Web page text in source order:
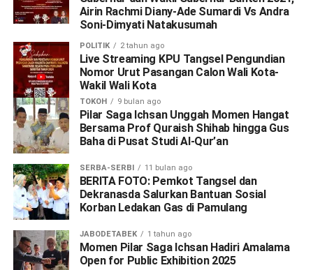
Airin Rachmi Diany-Ade Sumardi Vs Andra
Soni-Dimyati Natakusumah
POLITIK 2 tahun ago
Live Streaming KPU Tangsel Pengundian
Nomor Urut Pasangan Calon Wali Kota-
Wakil Wali Kota
TOKOH 9 bulan ago
Pilar Saga Ichsan Unggah Momen Hangat
Bersama Prof Quraish Shihab hingga Gus
Baha di Pusat Studi Al-Qur’an
SERBA-SERBI 11 bulan ago
BERITA FOTO: Pemkot Tangsel dan
Dekranasda Salurkan Bantuan Sosial
Korban Ledakan Gas di Pamulang
JABODETABEK 1 tahun ago
Momen Pilar Saga Ichsan Hadiri Amalama
Open for Public Exhibition 2025